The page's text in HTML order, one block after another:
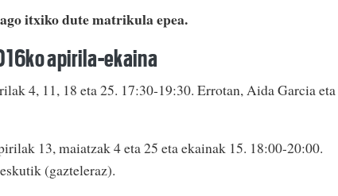
itxiko dute matrikula epea.
apirila-ekaina
4, 11, 18 eta 25. 17:30-19:30. Errotan, Aida Garcia eta
13, maiatzak 4 eta 25 eta ekainak 15. 18:00-20:00.
(gazteleraz).